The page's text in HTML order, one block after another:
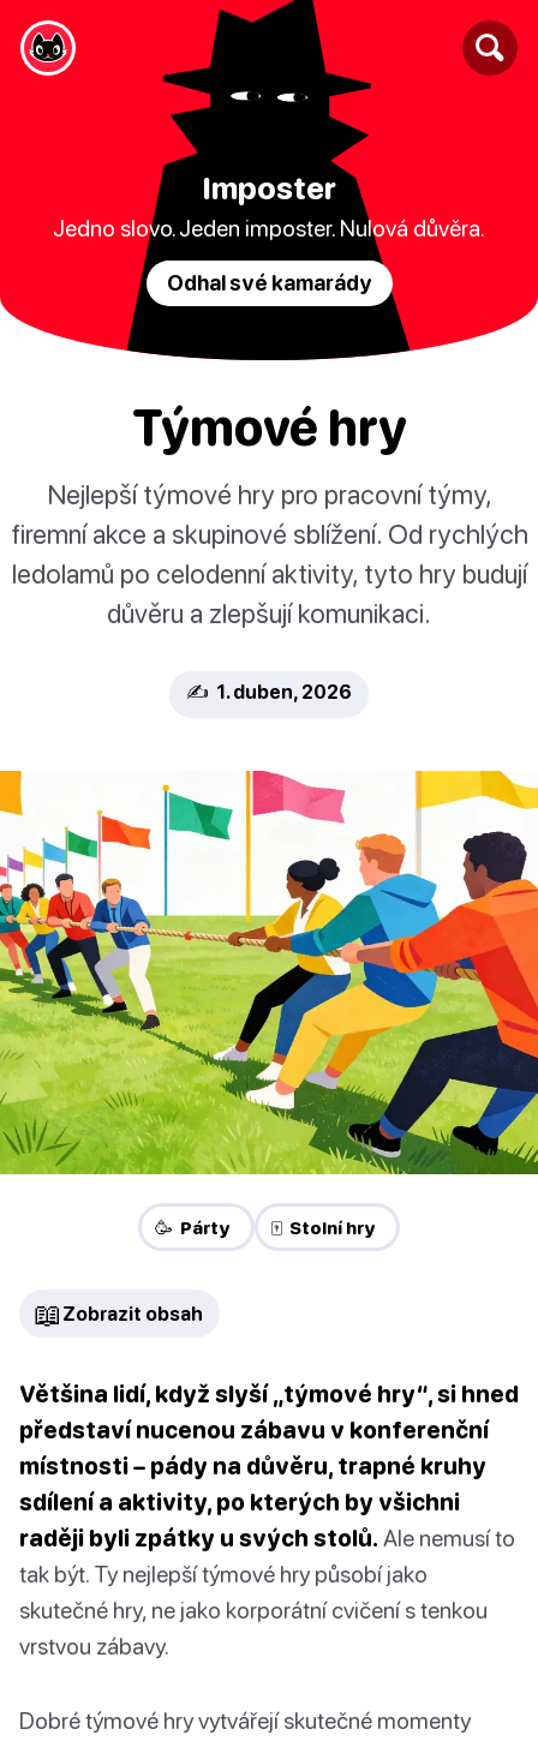
Imposter
Jedno slovo. Jeden imposter. Nulová důvěra.
Odhal své kamarády
Týmové hry
Nejlepší týmové hry pro pracovní týmy,
firemní akce a skupinové sblížení. Od rychlých
ledolamů po celodenní aktivity, tyto hry budují
důvěru a zlepšují komunikaci.
✍️ 1. duben, 2026
🥳 Párty 🀄 Stolní hry
📖 Zobrazit obsah
Většina lidí, když slyší „týmové hry“, si hned
představí nucenou zábavu v konferenční
místnosti – pády na důvěru, trapné kruhy
sdílení a aktivity, po kterých by všichni
raději byli zpátky u svých stolů. Ale nemusí to
tak být. Ty nejlepší týmové hry působí jako
skutečné hry, ne jako korporátní cvičení s tenkou
vrstvou zábavy.
Dobré týmové hry vytvářejí skutečné momenty